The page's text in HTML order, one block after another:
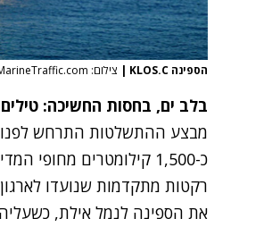
הספינה KLOS.C | צילום: MarineTraffic.com
בלב ים, בחסות החשיכה:
מבצע ההתשלטות התרחש
כ-1,500 קילומטרים
רקטות מתקדמות שנועדו
את הספינה לנמל אילת,